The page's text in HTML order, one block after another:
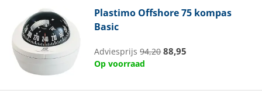
Plastimo Offshore 75 kompas
Basic
Adviesprijs94,20 88,95
Op voorraad